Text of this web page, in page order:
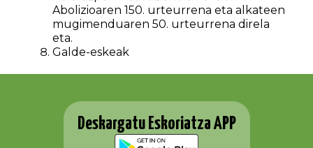
Abolizioaren 150. urteurrena eta alkateen
mugimenduaren 50. urteurrena direla
eta.
Galde-eskeak
Deskargatu Eskoriatza APP